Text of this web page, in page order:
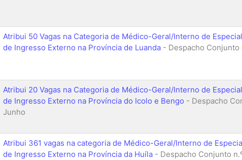
Atribui 50 Vagas na Categoria de Médico-Geral/Interno de
de Ingresso Externo na Província de Luanda- Despacho Conjunto
Atribui 20 Vagas na Categoria de Médico-Geral/Interno de
de Ingresso Externo na Província do Icolo e Bengo - Despacho
Junho
Atribui 361 vagas na categoria de Médico-Geral/Interno de
de Ingresso Externo na Província da Huíla- Despacho Conjunto